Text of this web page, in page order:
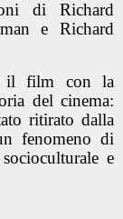
di Richard
e Richard
film con la
del cinema:
ritirato dalla
fenomeno di
e